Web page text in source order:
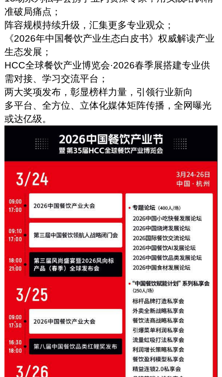
准破局痛点；
阵容规模持续升级，汇集更多专业观众；
《2026年中国餐饮产业生态白皮书》权威解读产业
生态发展；
HCC全球餐饮产业博览会·2026春季展搭建专业供
需对接、学习交流平台；
两大奖项发布，彰显榜样力量，引领行业新向
多平台、全方位、立体化媒体矩阵传播，全网曝光
或达亿级。